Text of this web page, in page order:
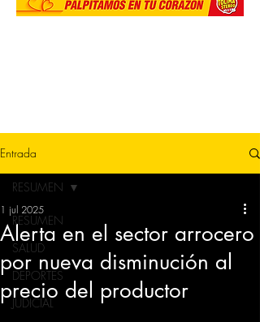
Entrada
RESUMEN
SALUD
DEPORTES
JUDICIAL
RESUMEN
Alerta en el sector arrocero
por nueva disminución al
precio del productor
1 jul 2025